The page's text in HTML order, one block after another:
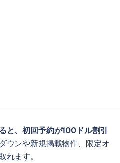
と、初回予約が100ドル割引
ウンや新規掲載物件、限定オ
ます。